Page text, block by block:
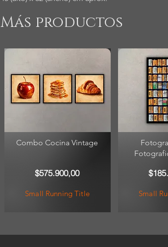
Más productos
Combo Cocina Vintage
$575.900,00
Small Running Title Small